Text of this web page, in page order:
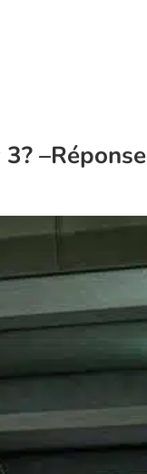
–Réponse